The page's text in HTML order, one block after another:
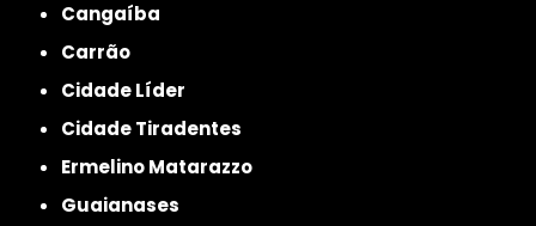
Cangaíba
Carrão
Cidade Líder
Cidade Tiradentes
Ermelino Matarazzo
Guaianases